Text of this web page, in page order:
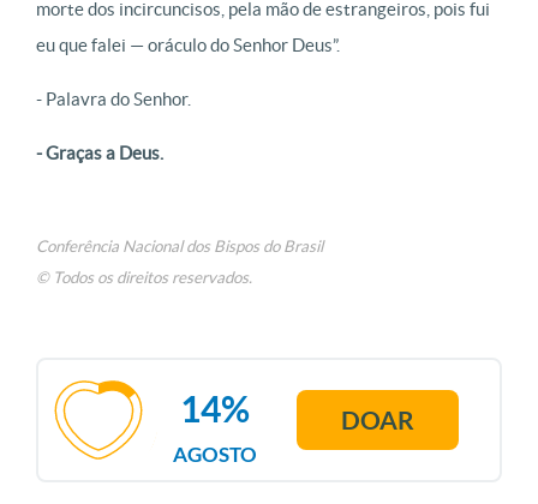
morte dos incircuncisos, pela mão de estrangeiros, pois fui
eu que falei — oráculo do Senhor Deus”.
- Palavra do Senhor.
- Graças a Deus.
Conferência Nacional dos Bispos do Brasil
© Todos os direitos reservados.
AGOSTO
14% DOAR